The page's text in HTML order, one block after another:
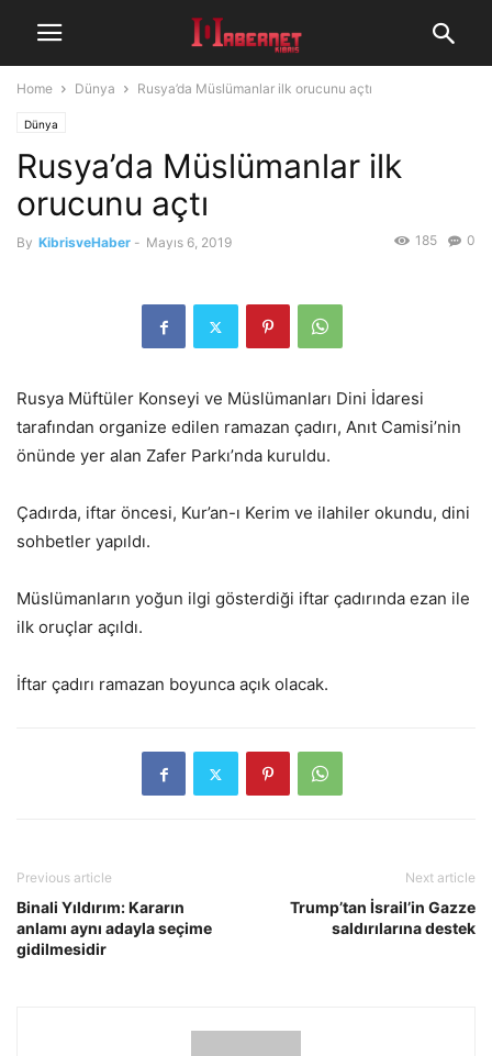
Home Dünya Rusya’da Müslümanlar ilk orucunu açtı
Dünya
Rusya’da Müslümanlar ilk
orucunu açtı
By KibrisveHaber - Mayıs 6, 2019 0
185
Rusya Müftüler Konseyi ve Müslümanları Dini İdaresi
tarafından organize edilen ramazan çadırı, Anıt Camisi’nin
önünde yer alan Zafer Parkı’nda kuruldu.
Çadırda, iftar öncesi, Kur’an-ı Kerim ve ilahiler okundu, dini
sohbetler yapıldı.
Müslümanların yoğun ilgi gösterdiği iftar çadırında ezan ile
ilk oruçlar açıldı.
İftar çadırı ramazan boyunca açık olacak.
Previous article
Binali Yıldırım: Kararın
anlamı aynı adayla seçime
gidilmesidir
Next article
Trump’tan İsrail’in Gazze
saldırılarına destek